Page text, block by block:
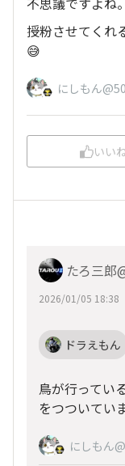
授粉させてくれ
😅
にしもん
いい
たろ三郎
2026/01/05 18:38
ドラえもん
鳥が行ってい
をつついてい
にしもん